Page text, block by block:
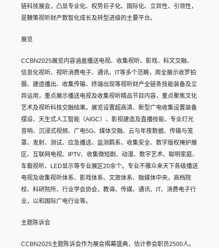
链科技展会，凸显专业化、权势巨子化、国际化、立异性、引领性，
是鞭策视听财产数智化成长及转型进级的主要平台。
展览
CCBN2025展览内容涵盖播送电视、收集视听、影戏、科文交融、
信息化视听、视听消费电子、通讯、IT等多个范畴，周全展示收罗拍
摄、建造播出、收集传输、终端出现等视听财产全链条技能装备及立
异运用，重点展示播送电视及收集视听精品节目内容，重点聚焦文化
艺术及视听科技交融结果。展览设置超高清、新型广电收集设置装备
摆设、天生式人工智能（AIGC）、影视建造及直播技能、专业灯光
音响、沉浸式视频、广电5G、媒体交融、云与年夜数据、传输与笼
罩、发射、测试、应急播送、监测羁系、收集安全、数字版权掩护展
区、互联网电视、IPTV、收集微短剧、动漫、数字艺术、聪明家庭、
车载视听、LED显示等专业展区20余个。专业不雅众来天下各级播送
电视及收集视听体系、影戏体系、文旅体系、融媒体中央，高档院
校、科研院所、行业学会协会，教诲、传媒、通讯、IT、消费电子行
业，以和国际广电行业等。
主题陈诉会
CCBN2025主题陈诉会作为展会揭幕盛典，估计参会职员2500人。